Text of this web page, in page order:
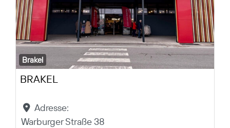
Brakel
BRAKEL
Adresse:
Warburger Straße 38